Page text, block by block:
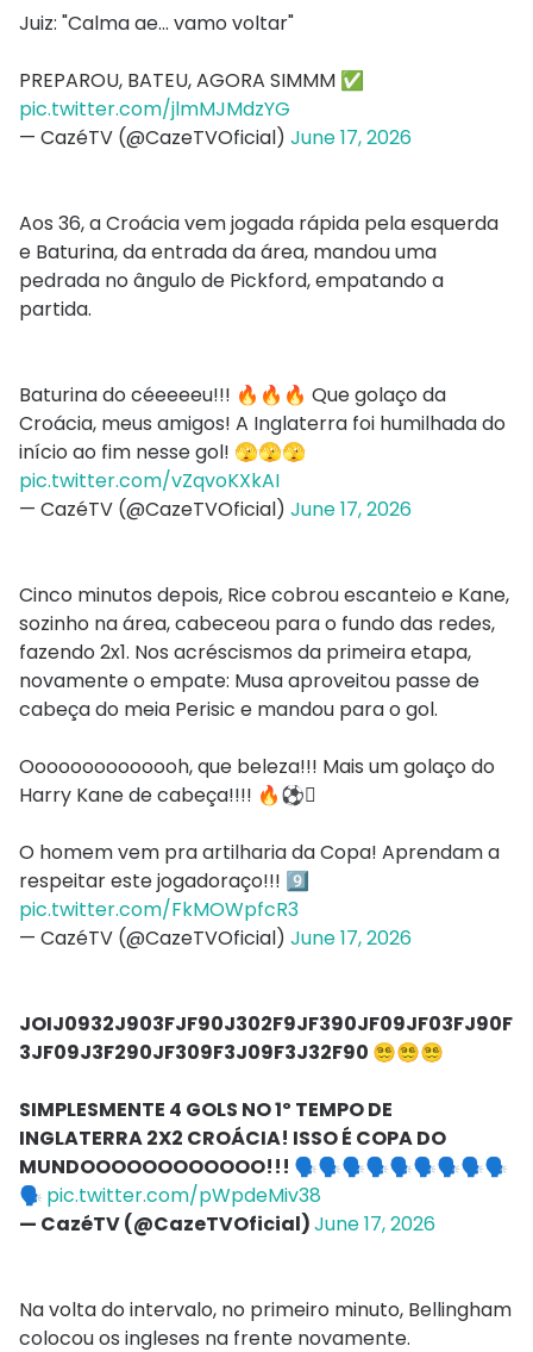
Juiz: "Calma ae... vamo voltar"
PREPAROU, BATEU, AGORA SIMMM ✅
pic.twitter.com/jlmMJMdzYG
— CazéTV (@CazeTVOficial) June 17, 2026
Aos 36, a Croácia vem jogada rápida pela esquerda
e Baturina, da entrada da área, mandou uma
pedrada no ângulo de Pickford, empatando a
partida.
Baturina do céeeeeu!!! 🔥🔥🔥 Que golaço da
Croácia, meus amigos! A Inglaterra foi humilhada do
início ao fim nesse gol! 🫣🫣🫣
pic.twitter.com/vZqvoKXkAI
— CazéTV (@CazeTVOficial) June 17, 2026
Cinco minutos depois, Rice cobrou escanteio e Kane,
sozinho na área, cabeceou para o fundo das redes,
fazendo 2x1. Nos acréscismos da primeira etapa,
novamente o empate: Musa aproveitou passe de
cabeça do meia Perisic e mandou para o gol.
Oooooooooooooh, que beleza!!! Mais um golaço do
Harry Kane de cabeça!!!! 🔥⚽
O homem vem pra artilharia da Copa! Aprendam a
respeitar este jogadoraço!!! 9️⃣
pic.twitter.com/FkMOWpfcR3
— CazéTV (@CazeTVOficial) June 17, 2026
JOIJ0932J903FJF90J302F9JF390JF09JF03FJ90F
3JF09J3F290JF309F3J09F3J32F90 😵‍💫😵‍💫😵‍💫
SIMPLESMENTE 4 GOLS NO 1º TEMPO DE
INGLATERRA 2X2 CROÁCIA! ISSO É COPA DO
MUNDOOOOOOOOOOOO!!! 🗣️🗣️🗣️🗣️🗣️🗣️🗣️🗣️🗣️
🗣️ pic.twitter.com/pWpdeMiv38
— CazéTV (@CazeTVOficial)June 17, 2026
Na volta do intervalo, no primeiro minuto, Bellingham
colocou os ingleses na frente novamente.